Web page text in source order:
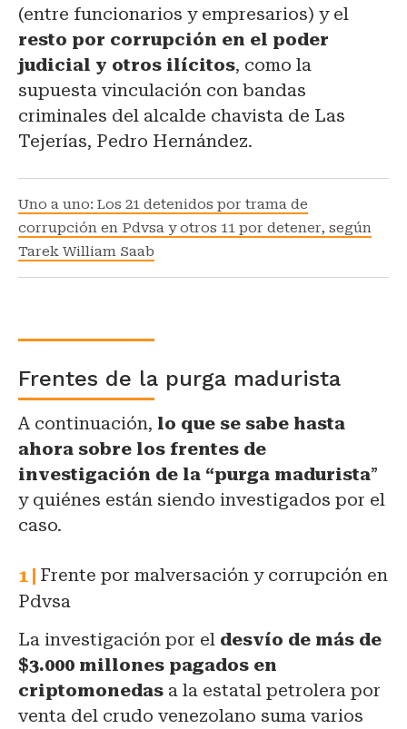
(entre funcionarios y empresarios) y el
resto por corrupción en el poder
judicial y otros ilícitos, como la
supuesta vinculación con bandas
criminales del alcalde chavista de Las
Tejerías, Pedro Hernández.
Uno a uno: Los 21 detenidos por trama de
corrupción en Pdvsa y otros 11 por detener, según
Tarek William Saab
Frentes de la purga madurista
A continuación, lo que se sabe hasta
ahora sobre los frentes de
investigación de la “purga madurista”
y quiénes están siendo investigados por el
caso.
Frente por malversación y corrupción en
Pdvsa
La investigación por el desvío de más de
$3.000 millones pagados en
criptomonedas a la estatal petrolera por
venta del crudo venezolano suma varios